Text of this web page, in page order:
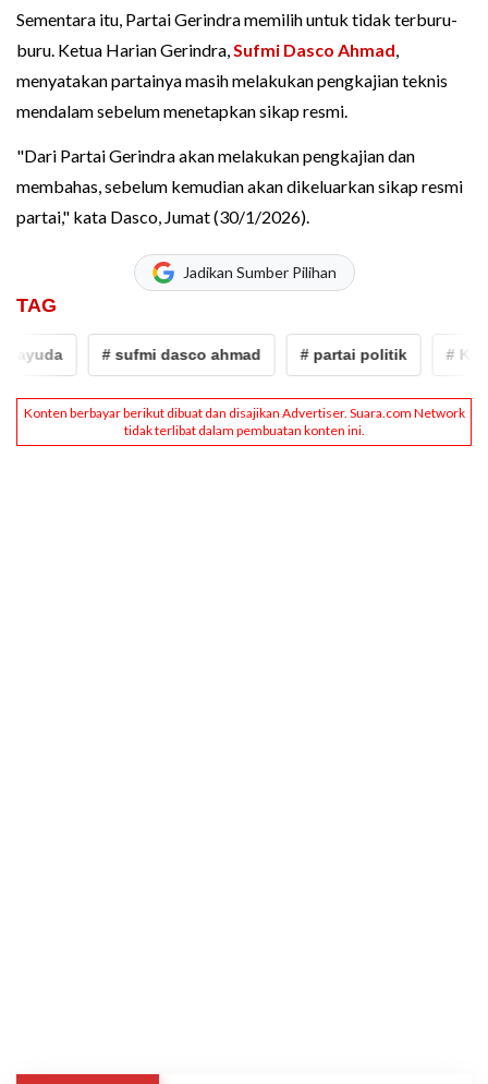
Sementara itu, Partai Gerindra memilih untuk tidak terburu-
buru. Ketua Harian Gerindra, Sufmi Dasco Ahmad
menyatakan partainya masih melakukan pengkajian teknis
mendalam sebelum menetapkan sikap resmi.
"Dari Partai Gerindra akan melakukan pengkajian dan
membahas, sebelum kemudian akan dikeluarkan sikap resmi
partai," kata Dasco, Jumat (30/1/2026).
Jadikan Sumber Pilihan
TAG
# sufmi dasco ahmad # partai politik # Komisi III